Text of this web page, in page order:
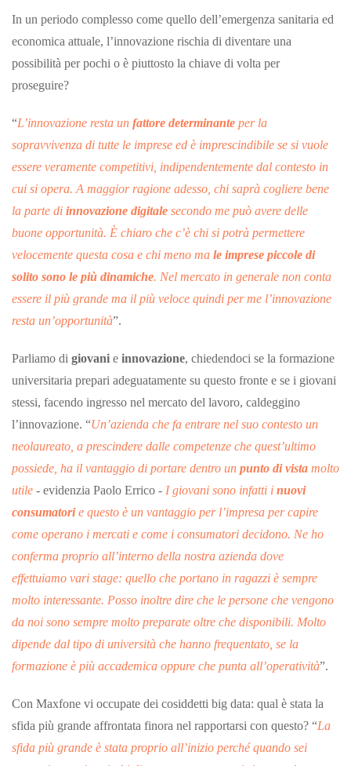
In un periodo complesso come quello dell’emergenza sanitaria ed
economica attuale, l’innovazione rischia di diventare una
possibilità per pochi o è piuttosto la chiave di volta per
proseguire?
“L’innovazione resta un fattore determinante per la
sopravvivenza di tutte le imprese ed è imprescindibile se si vuole
essere veramente competitivi, indipendentemente dal contesto in
cui si opera. A maggior ragione adesso, chi saprà cogliere bene
la parte di innovazione digitale secondo me può avere delle
buone opportunità. È chiaro che c’è chi si potrà permettere
velocemente questa cosa e chi meno ma le imprese piccole di
solito sono le più dinamiche. Nel mercato in generale non conta
essere il più grande ma il più veloce quindi per me l’innovazione
resta un’opportunità”.
Parliamo di giovani e innovazione, chiedendoci se la formazione
universitaria prepari adeguatamente su questo fronte e se i giovani
stessi, facendo ingresso nel mercato del lavoro, caldeggino
l’innovazione. “Un’azienda che fa entrare nel suo contesto un
neolaureato, a prescindere dalle competenze che quest’ultimo
possiede, ha il vantaggio di portare dentro un punto di vista molto
utile - evidenzia Paolo Errico - I giovani sono infatti i nuovi
consumatorie questo è un vantaggio per l’impresa per capire
come operano i mercati e come i consumatori decidono. Ne ho
conferma proprio all’interno della nostra azienda dove
effettuiamo vari stage: quello che portano in ragazzi è sempre
molto interessante. Posso inoltre dire che le persone che vengono
da noi sono sempre molto preparate oltre che disponibili. Molto
dipende dal tipo di università che hanno frequentato, se la
formazione è più accademica oppure che punta all’operatività”.
Con Maxfone vi occupate dei cosiddetti big data: qual è stata la
sfida più grande affrontata finora nel rapportarsi con questo? “La
sfida più grande è stata proprio all’inizio perché quando sei